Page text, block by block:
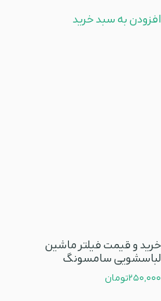
افزودن به سبد خرید
خرید و قیمت فیلتر ماشین
لباسشویی سامسونگ
250,000تومان